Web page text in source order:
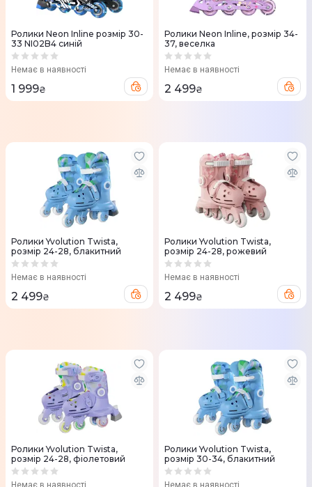
Ролики Neon Inline розмір 30-
33 NI02B4 синій
Немає в наявності
1 999₴
Ролики Neon Inline, розмір 34-
37, веселка
Немає в наявності
2 499₴
Ролики Yvolution Twista,
розмір 24-28, блакитний
Немає в наявності
2 499₴
Ролики Yvolution Twista,
розмір 24-28, рожевий
Немає в наявності
2 499₴
Ролики Yvolution Twista,
розмір 24-28, фіолетовий
Немає в наявності
Ролики Yvolution Twista,
розмір 30-34, блакитний
Немає в наявності